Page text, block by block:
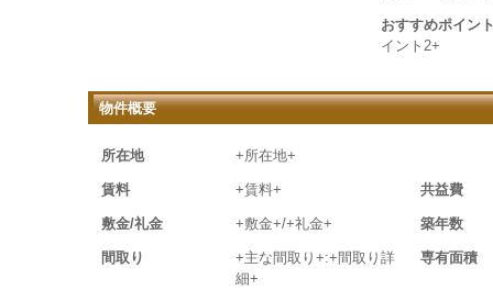
おすすめポイン
イント2+
物件概要
所在地 +所在地+
賃料 +賃料+ 共益費
敷金/礼金 +敷金+/+礼金+ 築年数
間取り
+主な間取り+:+間取り詳
細+
専有面積